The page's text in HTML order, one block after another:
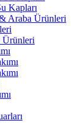
Kapları
Araba Ürünleri
Ürünleri